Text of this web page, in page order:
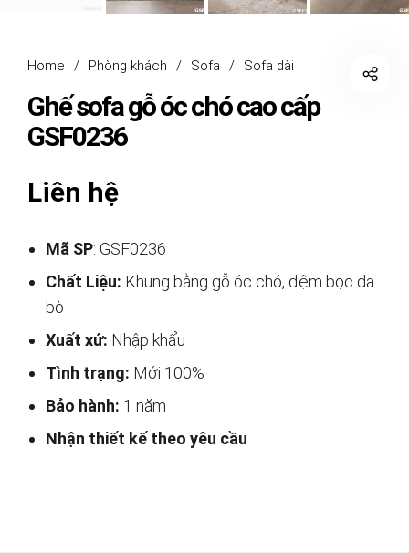
Home / Phòng khách / Sofa / Sofa dài
Ghế sofa gỗ óc chó cao cấp
GSF0236
Liên hệ
Mã SP: GSF0236
Chất Liệu: Khung bằng gỗ óc chó, đệm bọc da
bò
Xuất xứ: Nhập khẩu
Tình trạng: Mới 100%
Bảo hành: 1 năm
Nhận thiết kế theo yêu cầu